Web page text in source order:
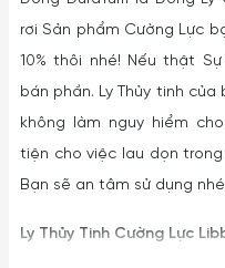
rơi Sản phẩm Cường Lực
10% thôi nhé! Nếu thật
bán phần. Ly Thủy tinh
không làm nguy hiểm
tiện cho việc lau dọn trong
Bạn sẽ an tâm sử dụng nhé.
Ly Thủy Tinh Cường Lực